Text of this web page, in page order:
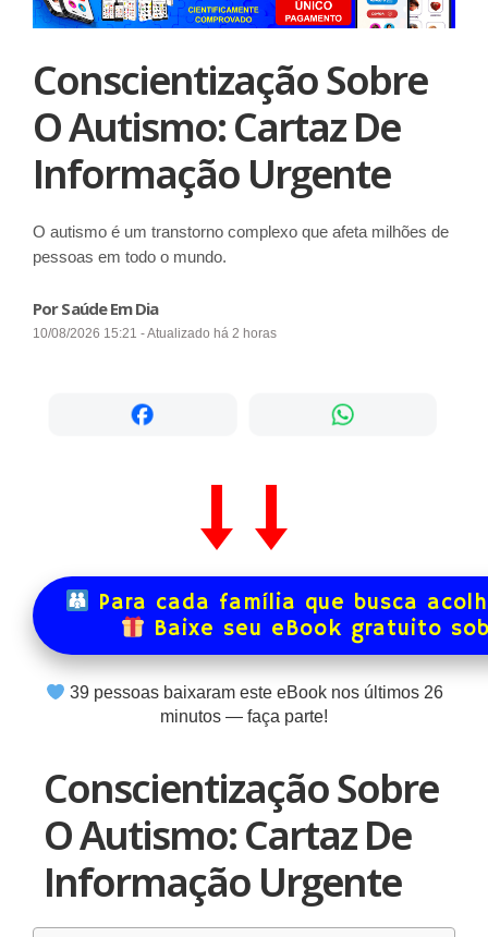
Conscientização Sobre
O Autismo: Cartaz De
Informação Urgente
O autismo é um transtorno complexo que afeta milhões de
pessoas em todo o mundo.
Por Saúde Em Dia
10/08/2026 15:21 - Atualizado há 2 horas
Para cada família que busca
Baixe seu eBook gratuito
39pessoas baixaram este eBook nos últimos 26
minutos — faça parte!
Conscientização Sobre
O Autismo: Cartaz De
Informação Urgente